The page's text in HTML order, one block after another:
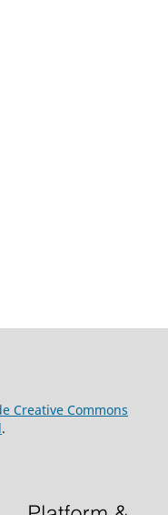
Creative Commons
.